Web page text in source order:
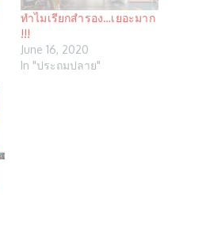
ทำไมเรียกสำรอง…เยอะมาก
!!!
June 16, 2020
In "ประถมปลาย"